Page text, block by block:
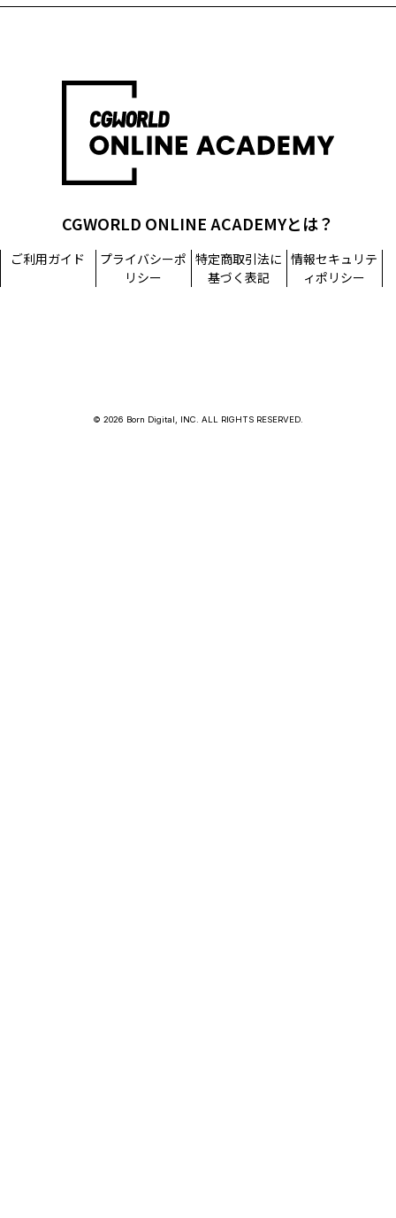
CGWORLD ONLINE ACADEMYとは？
ご利用ガイド
プライバシーポ
リシー
特定商取引法に
基づく表記
情報セキュリテ
ィポリシー
© 2026 Born Digital, INC. ALL RIGHTS RESERVED.